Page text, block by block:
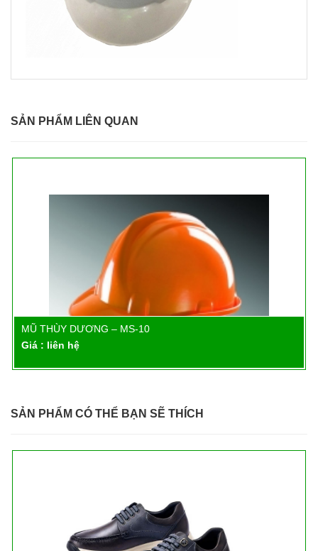
SẢN PHẨM LIÊN QUAN
MŨ THÙY DƯƠNG – MS-10
Giá : liên hệ
SẢN PHẨM CÓ THỂ BẠN SẼ THÍCH